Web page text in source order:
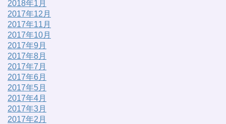
2018年1月
2017年12月
2017年11月
2017年10月
2017年9月
2017年8月
2017年7月
2017年6月
2017年5月
2017年4月
2017年3月
2017年2月